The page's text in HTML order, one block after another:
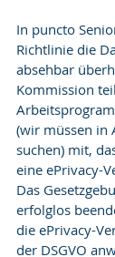
In puncto
Richtlinie die
absehbar
Kommission
(wir müssen in
suchen) mit,
eine ePrivacy-
Das
erfolglos
die ePrivacy-
der DSGVO